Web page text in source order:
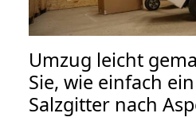
Umzug leicht
Sie, wie einfach
Salzgitter nach